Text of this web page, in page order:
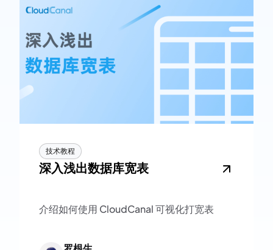
技术教程
深入浅出数据库宽表
介绍如何使用 CloudCanal 可视化打宽表